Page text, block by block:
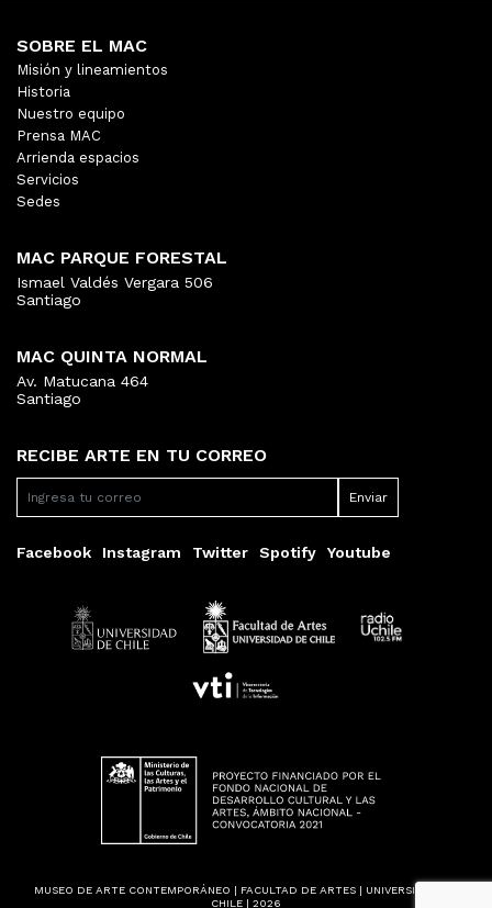
RECIBE ARTE EN TU CORREO
Facebook Instagram Twitter Spotify Youtube
SOBRE EL MAC
Misión y lineamientos
Historia
Nuestro equipo
Prensa MAC
Arrienda espacios
Servicios
Sedes
MAC PARQUE FORESTAL
Ismael Valdés Vergara 506
Santiago
MAC QUINTA NORMAL
Av. Matucana 464
Santiago
MUSEO DE ARTE CONTEMPORÁNEO | FACULTAD DE ARTES | UNIVERSIDAD DE
CHILE | 2026